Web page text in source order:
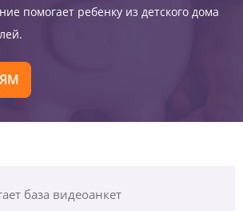
помогает ребенку из детского дома
база видеоанкет